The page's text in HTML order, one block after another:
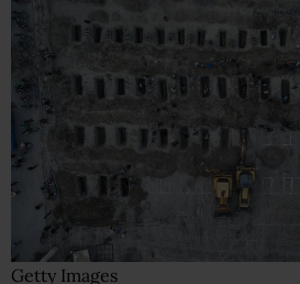
Getty Images